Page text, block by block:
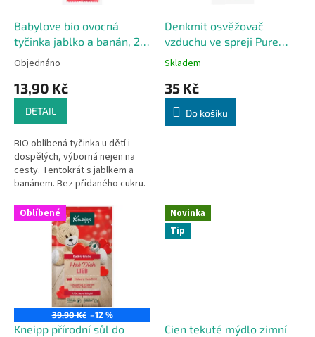
Babylove bio ovocná
tyčinka jablko a banán, 25
g
Objednáno
13,90 Kč
DETAIL
BIO oblíbená tyčinka u dětí i
dospělých, výborná nejen na
cesty. Tentokrát s jablkem a
banánem. Bez přidaného cukru.
Od jednoho věku dítěte. 1 ks.
Denkmit osvěžovač
vzduchu ve spreji Pure
Sensation 300 ml
Skladem
35 Kč
Do košíku
Oblíbené
39,90 Kč –12 %
Kneipp přírodní sůl do
Novinka
Tip
Cien tekuté mýdlo zimní